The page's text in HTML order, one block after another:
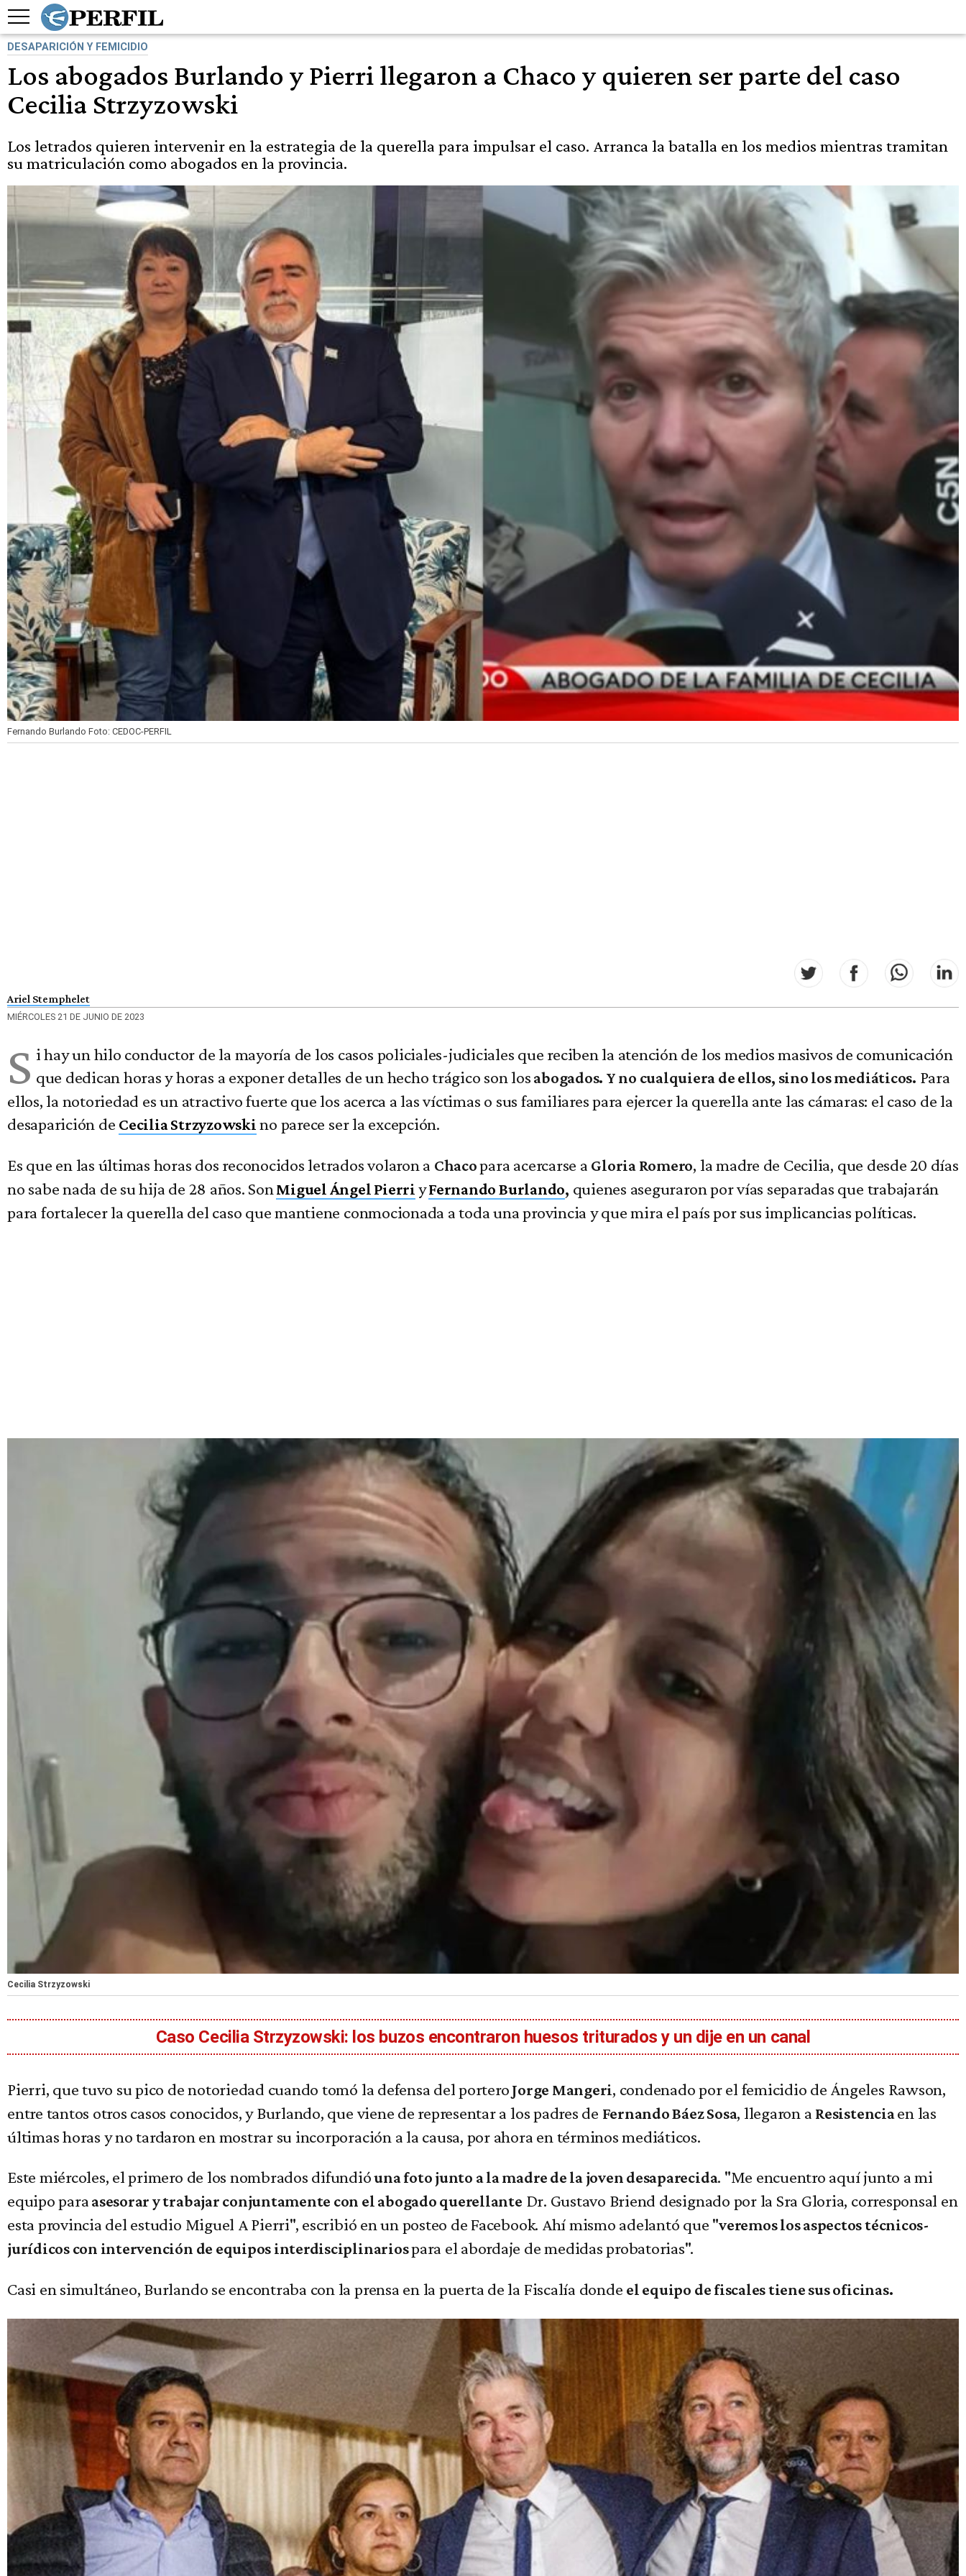
DESAPARICIÓN Y FEMICIDIO
Los abogados Burlando y Pierri llegaron a Chaco y quieren ser parte del caso
Cecilia Strzyzowski
Los letrados quieren intervenir en la estrategia de la querella para impulsar el caso. Arranca la batalla en los medios mientras tramitan
su matriculación como abogados en la provincia.
Fernando Burlando Foto: CEDOC-PERFIL
Ariel Stemphelet
MIÉRCOLES 21 DE JUNIO DE 2023
S i hay un hilo conductor de la mayoría de los casos policiales-judiciales que reciben la atención de los medios masivos de comunicación
que dedican horas y horas a exponer detalles de un hecho trágico son los abogados. Y no cualquiera de ellos, sino los mediáticos. Para
ellos, la notoriedad es un atractivo fuerte que los acerca a las víctimas o sus familiares para ejercer la querella ante las cámaras: el caso de la
desaparición de Cecilia Strzyzowski no parece ser la excepción.
Es que en las últimas horas dos reconocidos letrados volaron a Chacopara acercarse a Gloria Romero, la madre de Cecilia, que desde 20 días
no sabe nada de su hija de 28 años. Son Miguel Ángel Pierri yFernando Burlando, quienes aseguraron por vías separadas que trabajarán
para fortalecer la querella del caso que mantiene conmocionada a toda una provincia y que mira el país por sus implicancias políticas.
Cecilia Strzyzowski
Caso Cecilia Strzyzowski: los buzos encontraron huesos triturados y un dije en un canal
Pierri, que tuvo su pico de notoriedad cuando tomó la defensa del portero Jorge Mangeri, condenado por el femicidio de Ángeles Rawson,
entre tantos otros casos conocidos, y Burlando, que viene de representar a los padres de Fernando Báez Sosa, llegaron a Resistenciaen las
últimas horas y no tardaron en mostrar su incorporación a la causa, por ahora en términos mediáticos.
Este miércoles, el primero de los nombrados difundióuna foto junto a la madre de la joven desaparecida. "Me encuentro aquí junto a mi
equipo para asesorar y trabajar conjuntamente con el abogado querellante Dr. Gustavo Briend designado por la Sra Gloria, corresponsal en
esta provincia del estudio Miguel A Pierri", escribió en un posteo de Facebook. Ahí mismo adelantó que "veremos los aspectos técnicos-
jurídicos con intervención de equipos interdisciplinariospara el abordaje de medidas probatorias".
Casi en simultáneo, Burlando se encontraba con la prensa en la puerta de la Fiscalía donde el equipo de fiscales tiene sus oficinas.